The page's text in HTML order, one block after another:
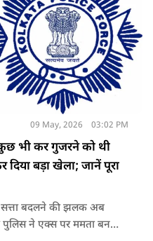
09 May, 2026 03:02 PM
भी कर गुजरने को थी
बड़ा खेला; जानें पूरा
सत्ता बदलने की झलक अब
ने एक्स पर ममता बनर्जी